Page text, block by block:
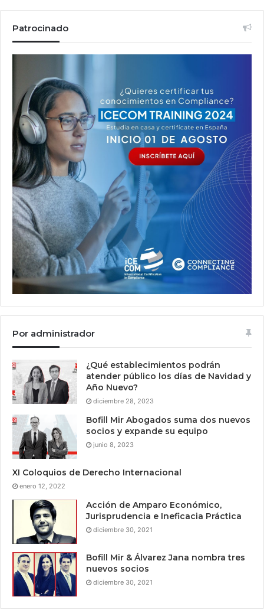
Patrocinado
Por administrador
¿Qué establecimientos podrán
atender público los días de Navidad y
Año Nuevo?
diciembre 28, 2023
Bofill Mir Abogados suma dos nuevos
socios y expande su equipo
junio 8, 2023
XI Coloquios de Derecho Internacional
enero 12, 2022
Acción de Amparo Económico,
Jurisprudencia e Ineficacia Práctica
diciembre 30, 2021
Bofill Mir & Álvarez Jana nombra tres
nuevos socios
diciembre 30, 2021